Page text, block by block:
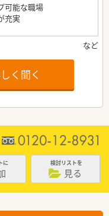
可能な職場
充実
く聞く
に 検討リストを
見る